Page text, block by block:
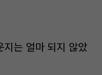
는 얼마 되지 않았